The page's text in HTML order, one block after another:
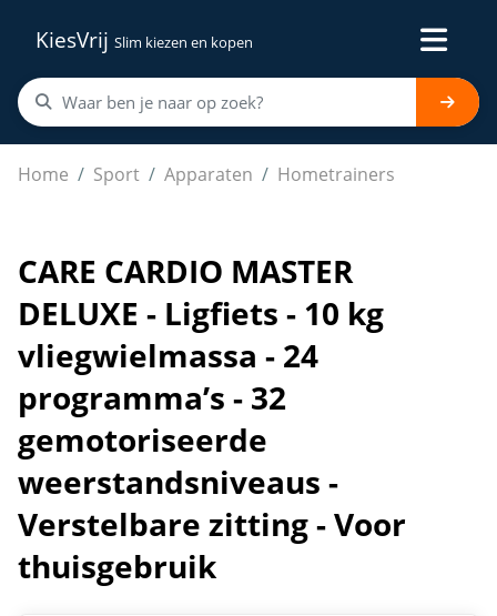
KiesVrij Slim kiezen en kopen
Home Sport Apparaten Hometrainers
CARE CARDIO MASTER DELUXE - Ligfiets - 10 kg
CARE CARDIO MASTER
DELUXE - Ligfiets - 10 kg
vliegwielmassa - 24
programma’s - 32
gemotoriseerde
weerstandsniveaus -
Verstelbare zitting - Voor
thuisgebruik